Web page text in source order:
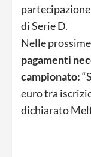
di Serie D.
Nelle
pagamenti
campionato:
euro tra
dichiarato